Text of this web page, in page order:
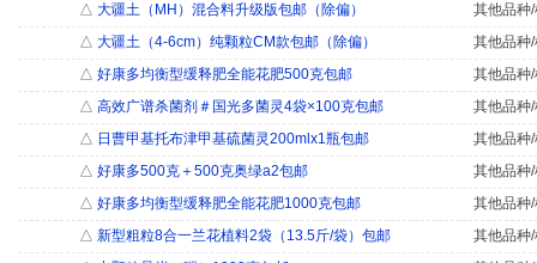
△ 大疆土（MH）混合料升级版包邮（除偏）
其他品种
△ 大疆土（4-6cm）纯颗粒CM款包邮（除偏）
其他品种
△ 好康多均衡型缓释肥全能花肥500克包邮
其他品种
△ 高效广谱杀菌剂＃国光多菌灵4袋×100克包邮
其他品种
△ 日曹甲基托布津甲基硫菌灵200mlx1瓶包邮
其他品种
△ 好康多500克＋500克奥绿a2包邮
其他品种
△ 好康多均衡型缓释肥全能花肥1000克包邮
其他品种
△ 新型粗粒8合一兰花植料2袋（13.5斤/袋）包邮
其他品种